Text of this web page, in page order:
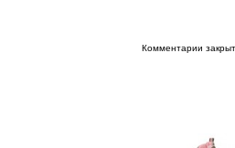
Комментарии